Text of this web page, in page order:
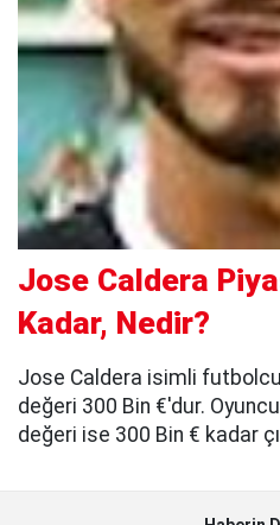
Jose Caldera
Kadar, Nedir?
Jose Caldera isimli
değeri 300 Bin €'dur.
değeri ise 300 Bin € kadar